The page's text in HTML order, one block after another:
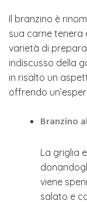
Il branzino è
sua carne tenera
varietà di
indiscusso della
in risalto un
offrendo
Branzino
La griglia
viene
salato e